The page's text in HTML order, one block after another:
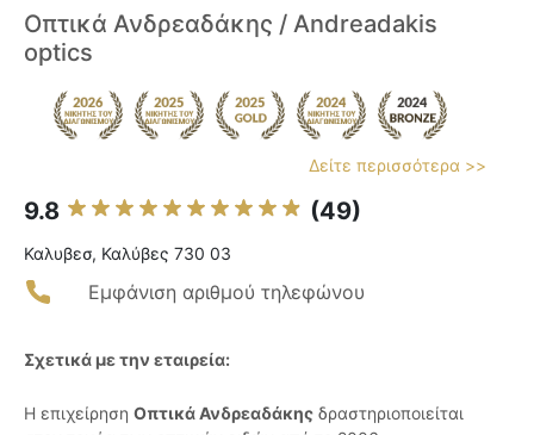
Οπτικά Ανδρεαδάκης / Andreadakis
optics
Δείτε περισσότερα >>
9.8 (49)
Καλυβεσ, Καλύβες 730 03
Εμφάνιση αριθμού τηλεφώνου
Σχετικά με την εταιρεία:
Η επιχείρηση Οπτικά Ανδρεαδάκης δραστηριοποιείται